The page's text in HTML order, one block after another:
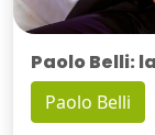
Paolo Belli:
Paolo Belli